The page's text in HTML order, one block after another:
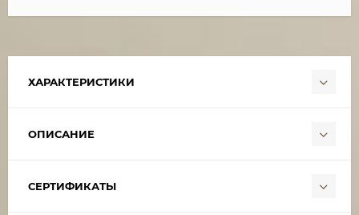
ХАРАКТЕРИСТИКИ
ОПИСАНИЕ
СЕРТИФИКАТЫ